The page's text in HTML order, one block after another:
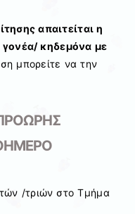
απαιτείται η
γονέα/ κηδεμόνα με
μπορείτε να την
/τριών στο Τμήμα